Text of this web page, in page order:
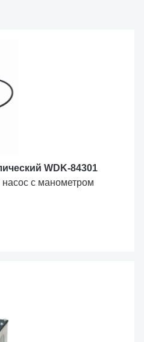
WDK-84301
насос с манометром